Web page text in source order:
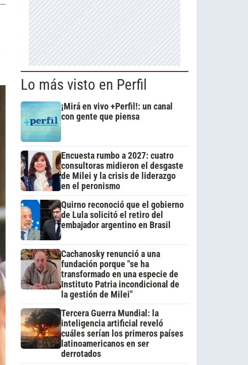
Lo más visto en Perfil
¡Mirá en vivo +Perfil!: un canal
con gente que piensa
Encuesta rumbo a 2027: cuatro
consultoras midieron el desgaste
de Milei y la crisis de liderazgo
en el peronismo
Quirno reconoció que el gobierno
de Lula solicitó el retiro del
embajador argentino en Brasil
Cachanosky renunció a una
fundación porque "se ha
transformado en una especie de
Instituto Patria incondicional de
la gestión de Milei"
Tercera Guerra Mundial: la
inteligencia artificial reveló
cuáles serían los primeros países
latinoamericanos en ser
derrotados